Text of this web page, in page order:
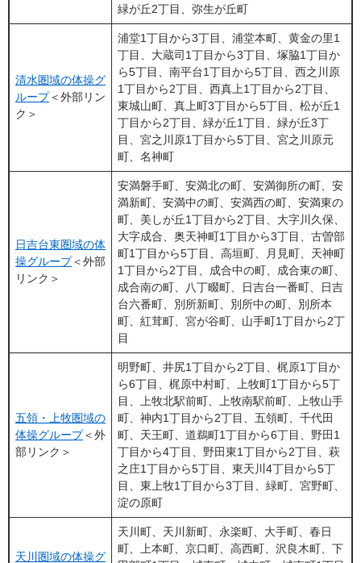
緑が丘2丁目、弥生が丘町
清水圏域の体操グ
ループ​＜外部リン
ク＞
浦堂1丁目から3丁目、浦堂本町、黄金の里1
丁目、大蔵司1丁目から3丁目、塚脇1丁目か
ら5丁目、南平台1丁目から5丁目、西之川原
1丁目から2丁目、西真上1丁目から2丁目、
東城山町、真上町3丁目から5丁目、松が丘1
丁目から2丁目、緑が丘1丁目、緑が丘3丁
目、宮之川原1丁目から5丁目、宮之川原元
町、名神町
日吉台東圏域の体
操グループ​＜外部
リンク＞
安満磐手町、安満北の町、安満御所の町、安
満新町、安満中の町、安満西の町、安満東の
町、美しが丘1丁目から2丁目、大字川久保、
大字成合、奥天神町1丁目から3丁目、古曽部
町1丁目から5丁目、高垣町、月見町、天神町
1丁目から2丁目、成合中の町、成合東の町、
成合南の町、八丁畷町、日吉台一番町、日吉
台六番町、別所新町、別所中の町、別所本
町、紅茸町、宮が谷町、山手町1丁目から2丁
目
五領・上牧圏域の
体操グループ＜外
部リンク＞
明野町、井尻1丁目から2丁目、梶原1丁目か
ら6丁目、梶原中村町、上牧町1丁目から5丁
目、上牧北駅前町、上牧南駅前町、上牧山手
町、神内1丁目から2丁目、五領町、千代田
町、天王町、道鵜町1丁目から6丁目、野田1
丁目から4丁目、野田東1丁目から2丁目、萩
之庄1丁目から5丁目、東天川4丁目から5丁
目、東上牧1丁目から3丁目、緑町、宮野町、
淀の原町
天川圏域の体操グ
天川町、天川新町、永楽町、大手町、春日
町、上本町、京口町、高西町、沢良木町、下